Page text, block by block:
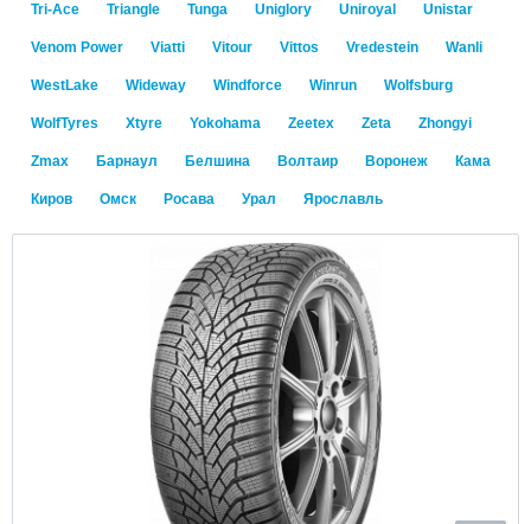
Tri-Ace Triangle Tunga Uniglory Uniroyal Unistar
Venom Power Viatti Vitour Vittos Vredestein Wanli
WestLake Wideway Windforce Winrun Wolfsburg
WolfTyres Xtyre Yokohama Zeetex Zeta Zhongyi
Zmax Барнаул Белшина Волтаир Воронеж Кама
Киров Омск Росава Урал Ярославль